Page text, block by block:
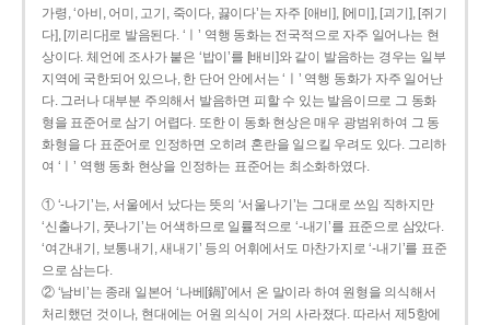
가령, ‘아비, 어미, 고기, 죽이다, 끓이다’는 자주 [애비], [에미], [괴기], [쥐기
다], [끼리다]로 발음된다. ‘ㅣ’ 역행 동화는 전국적으로 자주 일어나는 현
상이다. 체언에 조사가 붙은 ‘밥이’를 [배비]와 같이 발음하는 경우는 일부
지역에 국한되어 있으나, 한 단어 안에서는 ‘ㅣ’ 역행 동화가 자주 일어난
다. 그러나 대부분 주의해서 발음하면 피할 수 있는 발음이므로 그 동화
형을 표준어로 삼기 어렵다. 또한 이 동화 현상은 매우 광범위하여 그 동
화형을 다 표준어로 인정하면 오히려 혼란을 일으킬 우려도 있다. 그리하
여 ‘ㅣ’ 역행 동화 현상을 인정하는 표준어는 최소화하였다.
① ‘-나기’는, 서울에서 났다는 뜻의 ‘서울나기’는 그대로 쓰임 직하지만
‘신출나기, 풋나기’는 어색하므로 일률적으로 ‘-내기’를 표준으로 삼았다.
‘여간내기, 보통내기, 새내기’ 등의 어휘에서도 마찬가지로 ‘-내기’를 표준
으로 삼는다.
② ‘남비’는 종래 일본어 ‘나베[鍋]’에서 온 말이라 하여 원형을 의식해서
처리했던 것이나, 현대에는 어원 의식이 거의 사라졌다. 따라서 제5항에